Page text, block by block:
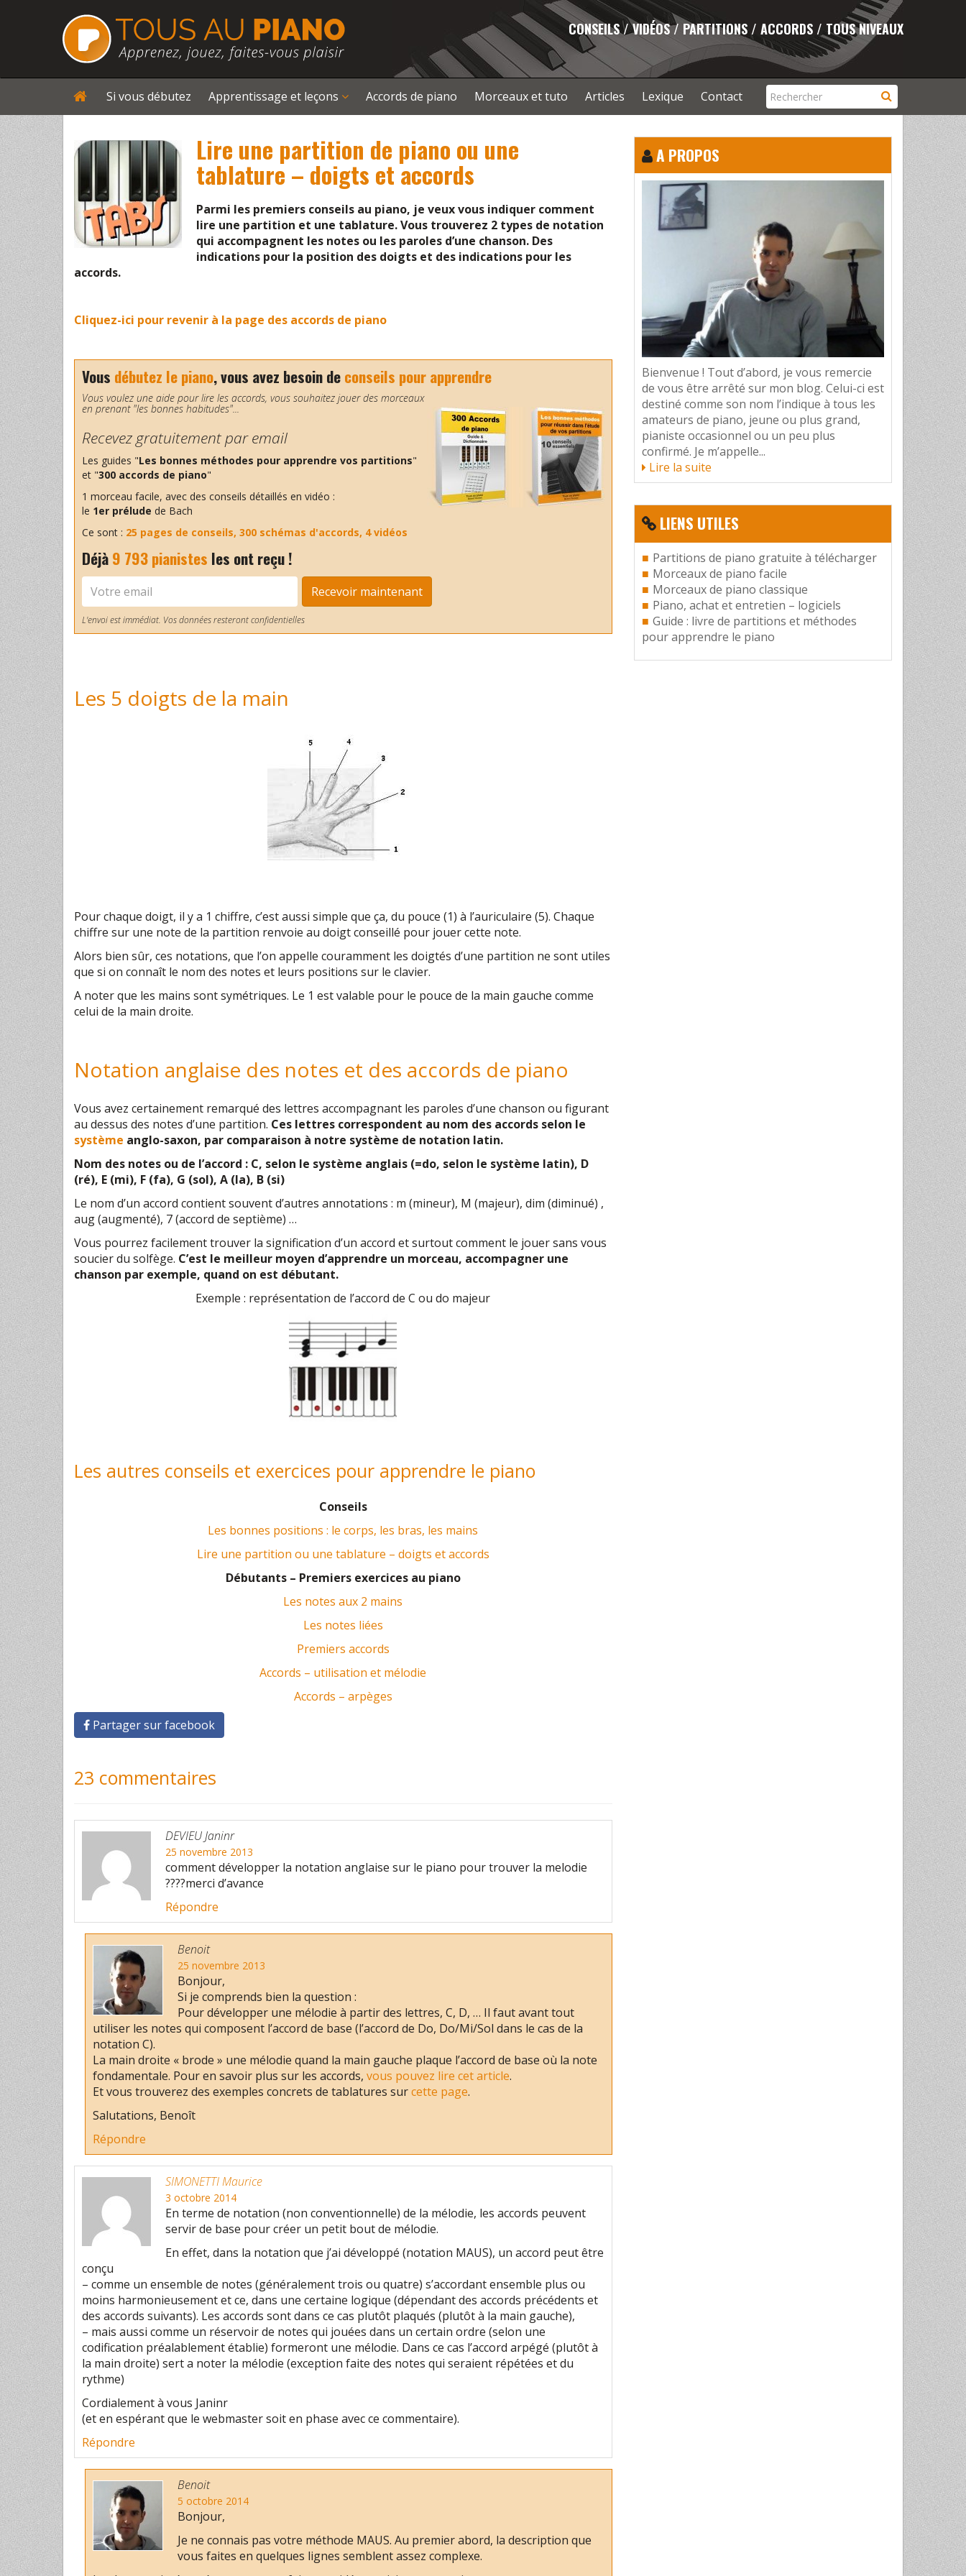
CONSEILS / VIDÉOS / PARTITIONS / ACCORDS / TOUS NIVEAUX
Si vous débutez Apprentissage et leçons Accords de piano Morceaux et tuto Articles Lexique Contact
Lire une partition de piano ou une
tablature – doigts et accords
Parmi les premiers conseils au piano, je veux vous indiquer comment
lire une partition et une tablature. Vous trouverez 2 types de notation
qui accompagnent les notes ou les paroles d’une chanson. Des
indications pour la position des doigts et des indications pour les
accords.
Cliquez-ici pour revenir à la page des accords de piano
Vous débutez le piano, vous avez besoin deconseils pour apprendre
Vous voulez une aide pour lire les accords, vous souhaitez jouer des morceaux
en prenant "les bonnes habitudes"...
Recevez gratuitement par email
Les guides "Les bonnes méthodes pour apprendre vos partitions"
et "300 accords de piano"
1 morceau facile, avec des conseils détaillés en vidéo :
le 1er prélude de Bach
Ce sont : 25 pages de conseils, 300 schémas d'accords, 4 vidéos
Déjà9 793 pianistes les ont reçu !
Recevoir maintenant
L'envoi est immédiat. Vos données resteront confidentielles
Les 5 doigts de la main
Pour chaque doigt, il y a 1 chiffre, c’est aussi simple que ça, du pouce (1) à l’auriculaire (5). Chaque
chiffre sur une note de la partition renvoie au doigt conseillé pour jouer cette note.
Alors bien sûr, ces notations, que l’on appelle couramment les doigtés d’une partition ne sont utiles
que si on connaît le nom des notes et leurs positions sur le clavier.
A noter que les mains sont symétriques. Le 1 est valable pour le pouce de la main gauche comme
celui de la main droite.
Notation anglaise des notes et des accords de piano
Vous avez certainement remarqué des lettres accompagnant les paroles d’une chanson ou figurant
au dessus des notes d’une partition. Ces lettres correspondent au nom des accords selon le
système anglo-saxon, par comparaison à notre système de notation latin.
Nom des notes ou de l’accord : C, selon le système anglais (=do, selon le système latin), D
(ré), E (mi), F (fa), G (sol), A (la), B (si)
Le nom d’un accord contient souvent d’autres annotations : m (mineur), M (majeur), dim (diminué) ,
aug (augmenté), 7 (accord de septième) …
Vous pourrez facilement trouver la signification d’un accord et surtout comment le jouer sans vous
soucier du solfège. C’est le meilleur moyen d’apprendre un morceau, accompagner une
chanson par exemple, quand on est débutant.
Exemple : représentation de l’accord de C ou do majeur
Les autres conseils et exercices pour apprendre le piano
Conseils
Les bonnes positions : le corps, les bras, les mains
Lire une partition ou une tablature – doigts et accords
Débutants – Premiers exercices au piano
Les notes aux 2 mains
Les notes liées
Premiers accords
Accords – utilisation et mélodie
Accords – arpèges
Partager sur facebook
23 commentaires
DEVIEU Janinr
25 novembre 2013
comment développer la notation anglaise sur le piano pour trouver la melodie
????merci d’avance
Répondre
Benoit
25 novembre 2013
Bonjour,
Si je comprends bien la question :
Pour développer une mélodie à partir des lettres, C, D, … Il faut avant tout
utiliser les notes qui composent l’accord de base (l’accord de Do, Do/Mi/Sol dans le cas de la
notation C).
La main droite « brode » une mélodie quand la main gauche plaque l’accord de base où la note
fondamentale. Pour en savoir plus sur les accords, vous pouvez lire cet article.
Et vous trouverez des exemples concrets de tablatures surcette page.
Salutations, Benoît
Répondre
SIMONETTI Maurice
3 octobre 2014
En terme de notation (non conventionnelle) de la mélodie, les accords peuvent
servir de base pour créer un petit bout de mélodie.
En effet, dans la notation que j’ai développé (notation MAUS), un accord peut être
conçu
– comme un ensemble de notes (généralement trois ou quatre) s’accordant ensemble plus ou
moins harmonieusement et ce, dans une certaine logique (dépendant des accords précédents et
des accords suivants). Les accords sont dans ce cas plutôt plaqués (plutôt à la main gauche),
– mais aussi comme un réservoir de notes qui jouées dans un certain ordre (selon une
codification préalablement établie) formeront une mélodie. Dans ce cas l’accord arpégé (plutôt à
la main droite) sert a noter la mélodie (exception faite des notes qui seraient répétées et du
rythme)
Cordialement à vous Janinr
(et en espérant que le webmaster soit en phase avec ce commentaire).
Répondre
Benoit
5 octobre 2014
Bonjour,
Je ne connais pas votre méthode MAUS. Au premier abord, la description que
vous faites en quelques lignes semblent assez complexe.
A PROPOS
Bienvenue ! Tout d’abord, je vous remercie
de vous être arrêté sur mon blog. Celui-ci est
destiné comme son nom l’indique à tous les
amateurs de piano, jeune ou plus grand,
pianiste occasionnel ou un peu plus
confirmé. Je m’appelle...
Lire la suite
LIENS UTILES
Partitions de piano gratuite à télécharger
Morceaux de piano facile
Morceaux de piano classique
Piano, achat et entretien – logiciels
Guide : livre de partitions et méthodes
pour apprendre le piano